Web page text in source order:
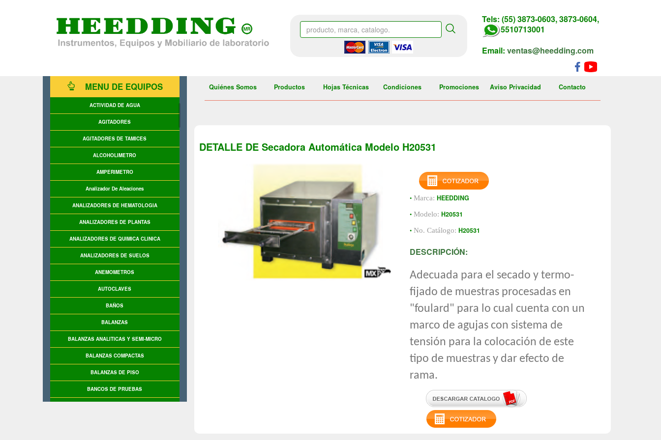
Tels: (55) 3873-0603, 3873-0604,
5510713001
Email: ventas@heedding.com
MENU DE EQUIPOS
ACTIVIDAD DE AGUA
AGITADORES
AGITADORES DE TAMICES
ALCOHOLIMETRO
AMPERIMETRO
Analizador De Aleaciones
ANALIZADORES DE HEMATOLOGIA
ANALIZADORES DE PLANTAS
ANALIZADORES DE QUIMICA CLINICA
ANALIZADORES DE SUELOS
ANEMOMETROS
AUTOCLAVES
BAÑOS
BALANZAS
BALANZAS ANALITICAS Y SEMI-MICRO
BALANZAS COMPACTAS
BALANZAS DE PISO
BANCOS DE PRUEBAS
Quiénes Somos Productos Hojas Técnicas Condiciones Promociones Aviso Privacidad Contacto
DETALLE DE Secadora Automática Modelo H20531
•Marca:HEEDDING
•Modelo:H20531
•No. Catálogo:H20531
DESCRIPCIÓN:
Adecuada para el secado y termo-
fijado de muestras procesadas en
"foulard" para lo cual cuenta con un
marco de agujas con sistema de
tensión para la colocación de este
tipo de muestras y dar efecto de
rama.